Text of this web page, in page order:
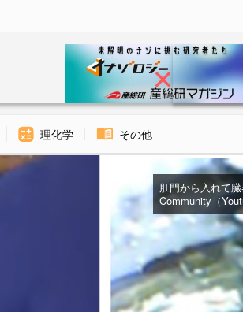
理化学 その他
肛門から入れて
Community（